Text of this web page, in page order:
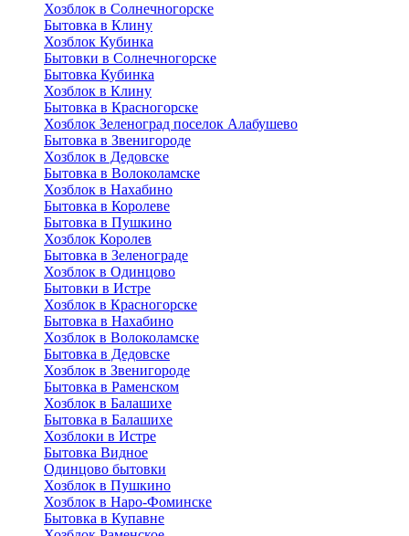
Хозблок в Солнечногорске
Бытовка в Клину
Хозблок Кубинка
Бытовки в Солнечногорске
Бытовка Кубинка
Хозблок в Клину
Бытовка в Красногорске
Хозблок Зеленоград поселок Алабушево
Бытовка в Звенигороде
Хозблок в Дедовске
Бытовка в Волоколамске
Хозблок в Нахабино
Бытовка в Королеве
Бытовкa в Пушкино
Хозблок Королев
Бытовка в Зеленограде
Хозблок в Одинцово
Бытовки в Истре
Хозблок в Красногорске
Бытовка в Нахабино
Хозблок в Волоколамске
Бытовкa в Дедовске
Хозблок в Звенигороде
Бытовка в Раменском
Хозблок в Балашихе
Бытовкa в Балашихе
Хозблоки в Истре
Бытовка Видное
Одинцово бытовки
Хозблок в Пушкино
Хозблок в Наро-Фоминске
Бытовка в Купавне